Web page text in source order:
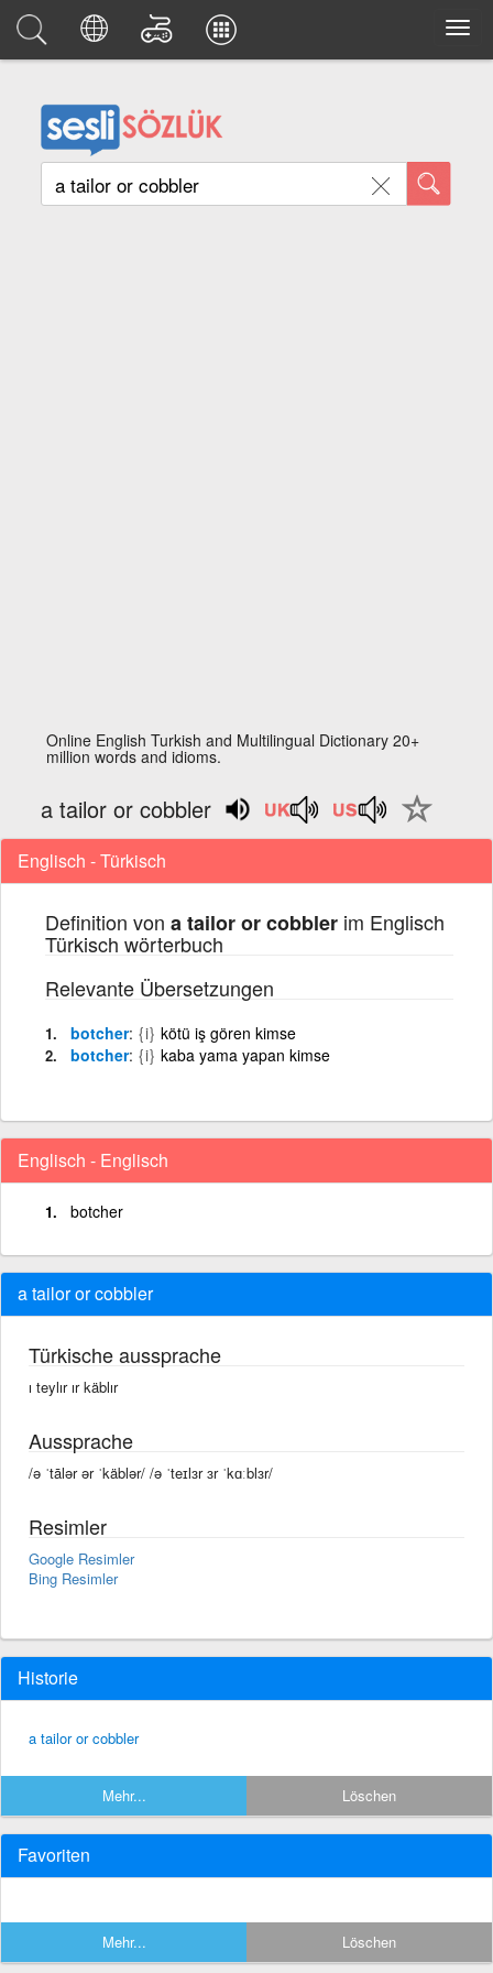
Online English Turkish and Multilingual Dictionary 20+
million words and idioms.
a tailor or cobbler
Englisch - Türkisch
Definition von a tailor or cobbler im Englisch
Türkisch wörterbuch
Relevante Übersetzungen
botcher {i} kötü iş gören kimse
botcher {i} kaba yama yapan kimse
Englisch - Englisch
botcher
a tailor or cobbler
Türkische aussprache
ı teylır ır käblır
Aussprache
/ə ˈtālər ər ˈkäblər/ /ə ˈteɪlɜr ɜr ˈkɑːblɜr/
Resimler
Google Resimler
Bing Resimler
Historie
a tailor or cobbler
Mehr... Löschen
Favoriten
Mehr... Löschen